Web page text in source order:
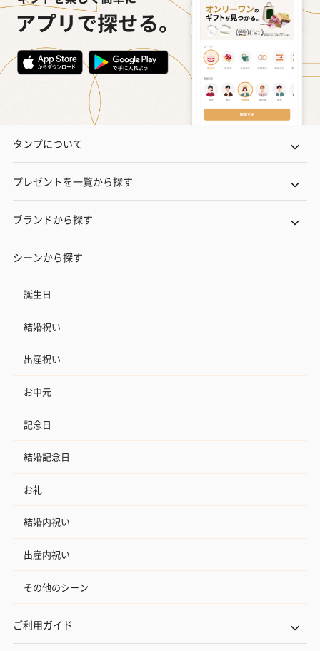
タンプについて
プレゼントを一覧から探す
ブランドから探す
シーンから探す
誕生日
結婚祝い
出産祝い
お中元
記念日
結婚記念日
お礼
結婚内祝い
出産内祝い
その他のシーン
ご利用ガイド